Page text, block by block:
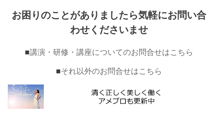
お困りのことがありましたら気軽にお問い合
わせくださいませ
■講演・研修・講座についてのお問合せはこちら
■それ以外のお問合せはこちら